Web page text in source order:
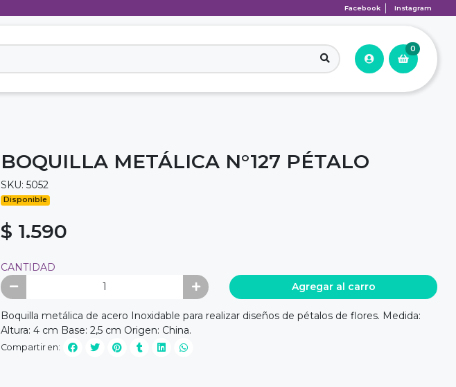
Facebook Instagram
0
BOQUILLA METÁLICA N°127 PÉTALO
SKU: 5052
Disponible
$ 1.590
CANTIDAD
Agregar al carro
Boquilla metálica de acero Inoxidable para realizar diseños de pétalos de flores. Medida:
Altura: 4 cm Base: 2,5 cm Origen: China.
Compartir en: